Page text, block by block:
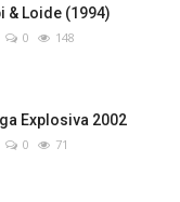
& Loide (1994)
0 148
Explosiva 2002
0 71